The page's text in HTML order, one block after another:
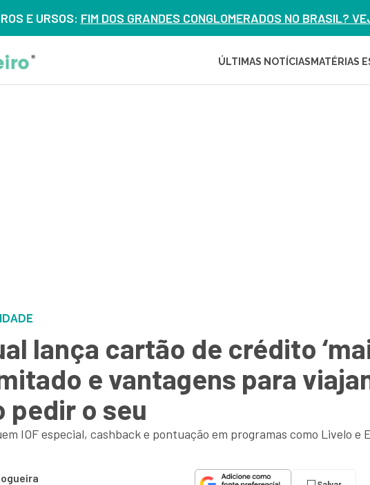
E URSOS: FIM DOS GRANDES CONGLOMERADOS NO BRASIL?
ÚLTIMAS NOTÍCIAS MATÉRIAS
lança cartão de crédito
e vantagens para
pedir o seu
IOF especial, cashback e pontuação em programas como Livelo e